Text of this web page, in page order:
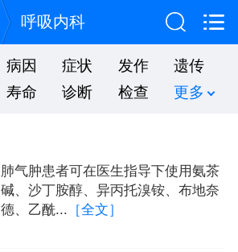
呼吸内科
病因 症状 发作
遗传
寿命 诊断 检查 更多
肺气肿患者可在医生指导下使用氨茶
碱、沙丁胺醇、异丙托溴铵、布地奈
德、乙酰... ［全文］